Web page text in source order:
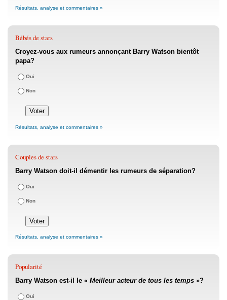
Résultats, analyse et commentaires »
Bébés de stars
Croyez-vous aux rumeurs annonçant Barry Watson bientôt
papa?
Oui
Non
Résultats, analyse et commentaires »
Couples de stars
Barry Watson doit-il démentir les rumeurs de séparation?
Oui
Non
Résultats, analyse et commentaires »
Popularité
Barry Watson est-il le « Meilleur acteur de tous les temps »?
Oui